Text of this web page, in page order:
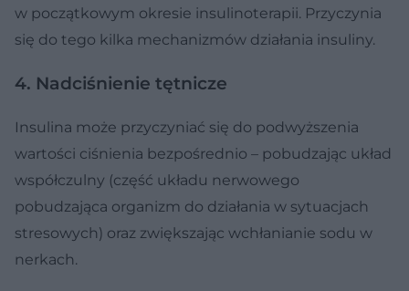
w początkowym okresie insulinoterapii. Przyczynia
się do tego kilka mechanizmów działania insuliny.
4. Nadciśnienie tętnicze
Insulina może przyczyniać się do podwyższenia
wartości ciśnienia bezpośrednio – pobudzając układ
współczulny (część układu nerwowego
pobudzająca organizm do działania w sytuacjach
stresowych) oraz zwiększając wchłanianie sodu w
nerkach.